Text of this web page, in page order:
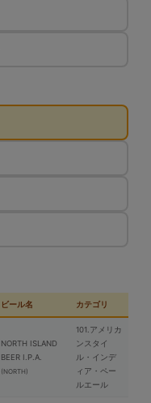
ビール名 カテゴリ
NORTH ISLAND
BEER I.P.A.
(NORTH)
101.アメリカ
ンスタイ
ル・インデ
ィア・ペー
ルエール